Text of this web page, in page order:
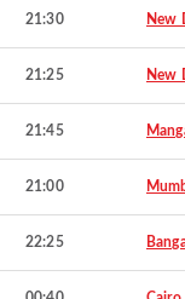
21:30 New
21:25 New
21:45
21:00
22:25